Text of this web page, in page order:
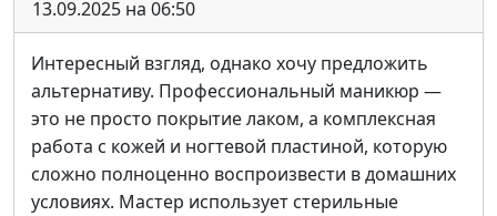
13.09.2025 на 06:50
Интересный взгляд, однако хочу предложить
альтернативу. Профессиональный маникюр —
это не просто покрытие лаком, а комплексная
работа с кожей и ногтевой пластиной, которую
сложно полноценно воспроизвести в домашних
условиях. Мастер использует стерильные